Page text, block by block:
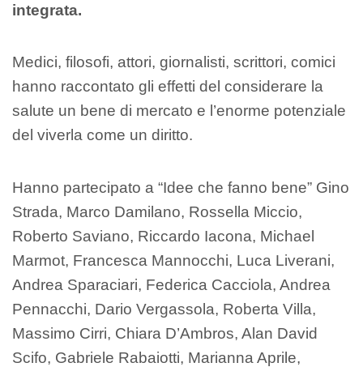
integrata.
Medici, filosofi, attori, giornalisti, scrittori, comici
hanno raccontato gli effetti del considerare la
salute un bene di mercato e l’enorme potenziale
del viverla come un diritto.
Hanno partecipato a “Idee che fanno bene” Gino
Strada, Marco Damilano, Rossella Miccio,
Roberto Saviano, Riccardo Iacona, Michael
Marmot, Francesca Mannocchi, Luca Liverani,
Andrea Sparaciari, Federica Cacciola, Andrea
Pennacchi, Dario Vergassola, Roberta Villa,
Massimo Cirri, Chiara D’Ambros, Alan David
Scifo, Gabriele Rabaiotti, Marianna Aprile,